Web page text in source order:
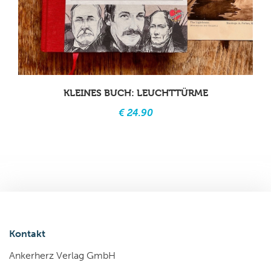
KLEINES BUCH: LEUCHTTÜRME
€ 24.90
Kontakt
Ankerherz Verlag GmbH